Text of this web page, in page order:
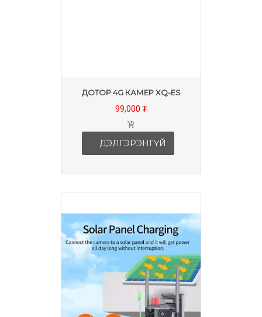
ДОТОР 4G КАМЕР XQ-ES
99,000 ₮
ДЭЛГЭРЭНГҮЙ